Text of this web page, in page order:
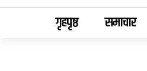
गृहपृष्ठ समाचार